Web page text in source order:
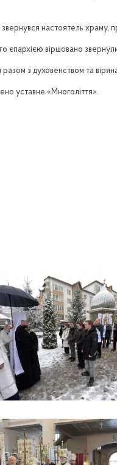
настоятель храму,
віршовано
разом з духовенством та
уставне «Многоліття».